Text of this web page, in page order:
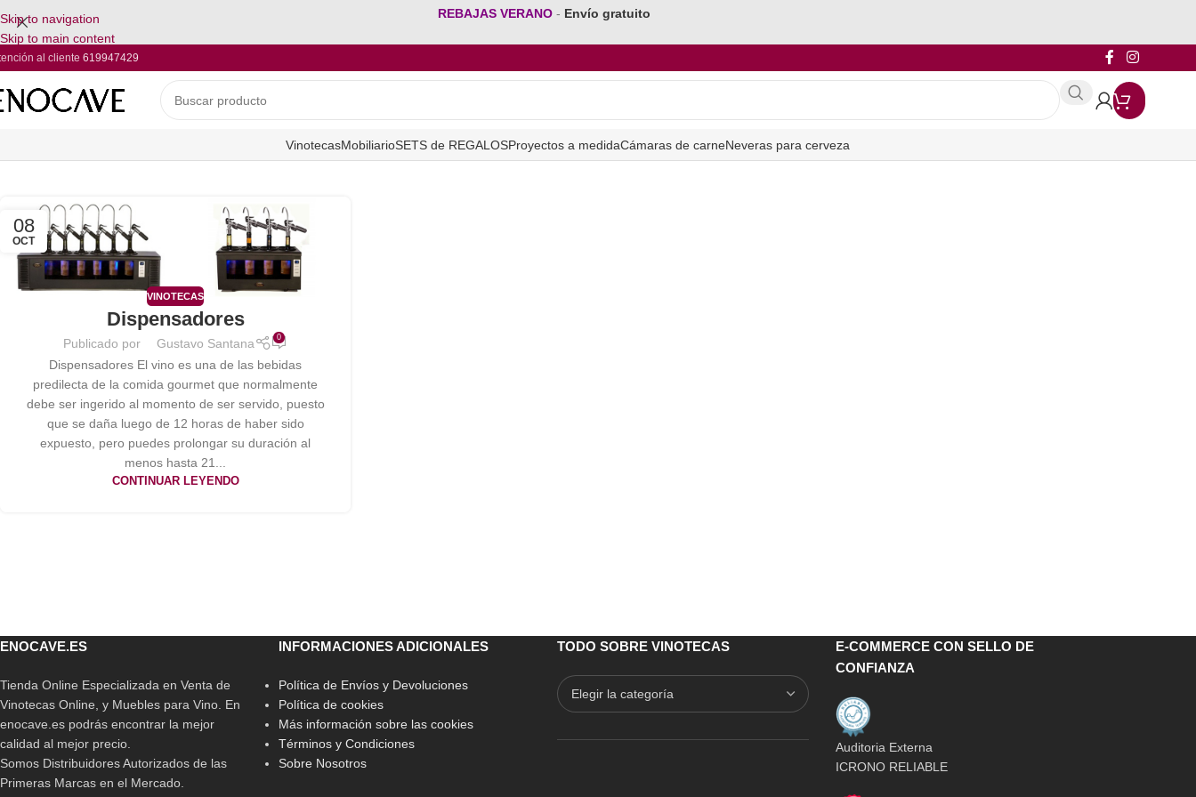
Skip to navigation
Skip to main content
REBAJAS VERANO - Envío gratuito
al cliente 619947429
VinotecasMobiliarioSETS de REGALOSProyectos a medidaCámaras de carneNeveras para cerveza
08
OCT
VINOTECAS
Dispensadores
Publicado por Gustavo Santana 0
Dispensadores El vino es una de las bebidas
predilecta de la comida gourmet que normalmente
debe ser ingerido al momento de ser servido, puesto
que se daña luego de 12 horas de haber sido
expuesto, pero puedes prolongar su duración al
menos hasta 21...
CONTINUAR LEYENDO
ENOCAVE.ES
Tienda Online Especializada en Venta de
Vinotecas Online, y Muebles para Vino. En
enocave.es podrás encontrar la mejor
calidad al mejor precio.
Somos Distribuidores Autorizados de las
Primeras Marcas en el Mercado.
INFORMACIONES ADICIONALES
Política de Envíos y Devoluciones
Política de cookies
Más información sobre las cookies
Términos y Condiciones
Sobre Nosotros
TODO SOBRE VINOTECAS
E-COMMERCE CON SELLO DE
CONFIANZA
Auditoria Externa
ICRONO RELIABLE